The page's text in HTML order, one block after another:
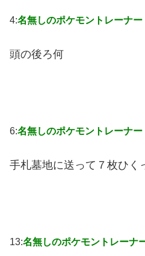
4:名無しのポケモントレーナー
頭の後ろ何
6:名無しのポケモントレーナー
手札墓地に送って７枚ひく
13:名無しのポケモントレーナ